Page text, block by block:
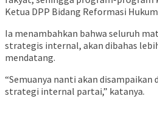
Ketua DPP Bidang Reformasi
Ia menambahkan bahwa seluruh
strategis internal, akan dibahas
mendatang.
“Semuanya nanti akan disampaikan
strategi internal partai,” katanya.